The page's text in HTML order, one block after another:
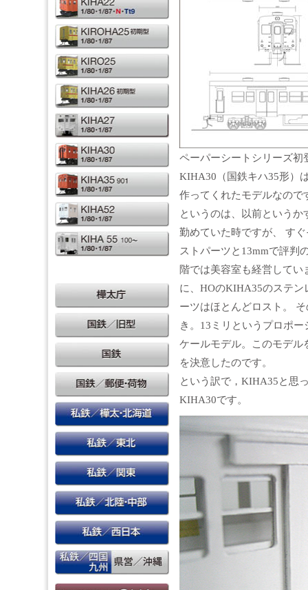
ペーパーシートシリーズ初
KIHA30（国鉄キハ35形）
作ってくれたモデルなので
というのは、以前という
勤めていた時ですが、 す
ストパーツと13mmで評判
階では美容室も経営して
に、HOのKIHA35のステ
ーツはほとんどロスト。
き。13ミリというプロポ
ケールモデル。このモデル
を決意したのです。
という訳で，KIHA35と思
KIHA30です。